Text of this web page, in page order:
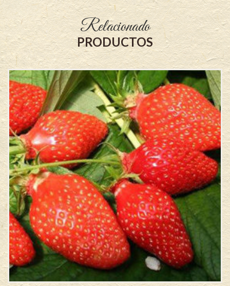
Relacionado
PRODUCTOS